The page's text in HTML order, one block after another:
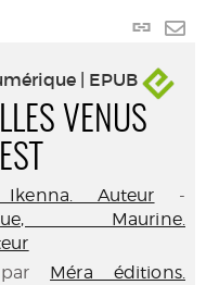
Lien
| EPUB
VENUS
Auteur -
Maurine.
Méra éditions.